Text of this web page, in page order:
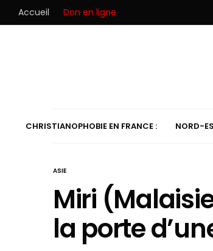
Accueil Don en ligne
CHRISTIANOPHOBIE EN FRANCE : NORD-
ASIE
Miri
la porte